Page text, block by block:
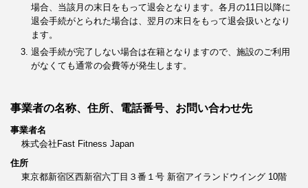
場合、当該月の末日をもって退会となります。各月の11日以降に
退会手続がとられた場合は、翌月の末日をもって退会扱いとなり
ます。
退会手続が完了しない場合は在籍となりますので、施設のご利用
がなくても通常の会費等が発生します。
事業者の名称、住所、電話番号、お問い合わせ先
事業者名
株式会社Fast Fitness Japan
住所
東京都新宿区西新宿六丁目３番１号 新宿アイランドウイング 10階